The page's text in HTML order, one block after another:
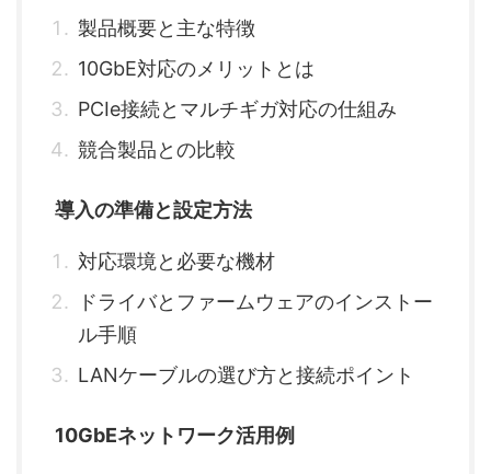
製品概要と主な特徴
10GbE対応のメリットとは
PCIe接続とマルチギガ対応の仕組み
競合製品との比較
導入の準備と設定方法
対応環境と必要な機材
ドライバとファームウェアのインストー
ル手順
LANケーブルの選び方と接続ポイント
10GbEネットワーク活用例